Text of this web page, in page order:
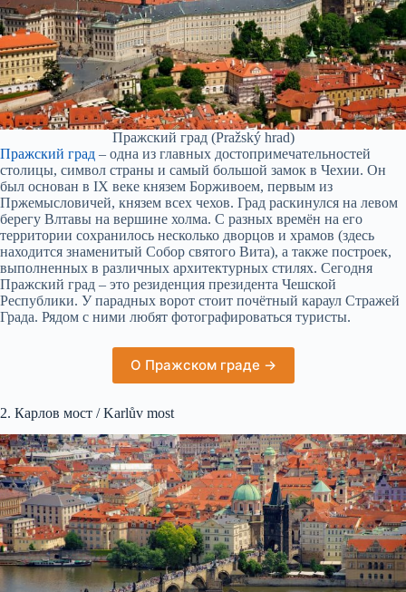
Пражский град (Pražský hrad)
Пражский град – одна из главных достопримечательностей
столицы, символ страны и самый большой замок в Чехии. Он
был основан в IX веке князем Борживоем, первым из
Пржемысловичей, князем всех чехов. Град раскинулся на левом
берегу Влтавы на вершине холма. С разных времён на его
территории сохранилось несколько дворцов и храмов (здесь
находится знаменитый Собор святого Вита), а также построек,
выполненных в различных архитектурных стилях. Сегодня
Пражский град – это резиденция президента Чешской
Республики. У парадных ворот стоит почётный караул Стражей
Града. Рядом с ними любят фотографироваться туристы.
О Пражском граде →
2. Карлов мост / Karlův most